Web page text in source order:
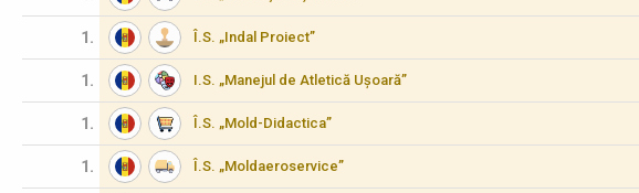
1. Î.S. „Indal Proiect”
1. I.S. „Manejul de Atletică Ușoară”
1. Î.S. „Mold-Didactica”
1. Î.S. „Moldaeroservice”